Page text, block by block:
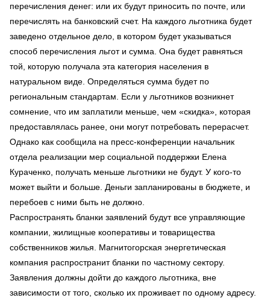
перечисления денег: или их будут приносить по почте, или
перечислять на банковский счет. На каждого льготника будет
заведено отдельное дело, в котором будет указываться
способ перечисления льгот и сумма. Она будет равняться
той, которую получала эта категория населения в
натуральном виде. Определяться сумма будет по
региональным стандартам. Если у льготников возникнет
сомнение, что им заплатили меньше, чем «скидка», которая
предоставлялась ранее, они могут потребовать перерасчет.
Однако как сообщила на пресс-конференции начальник
отдела реализации мер социальной поддержки Елена
Кураченко, получать меньше льготники не будут. У кого-то
может выйти и больше. Деньги запланированы в бюджете, и
перебоев с ними быть не должно.
Распространять бланки заявлений будут все управляющие
компании, жилищные кооперативы и товарищества
собственников жилья. Магнитогорская энергетическая
компания распространит бланки по частному сектору.
Заявления должны дойти до каждого льготника, вне
зависимости от того, сколько их проживает по одному адресу.